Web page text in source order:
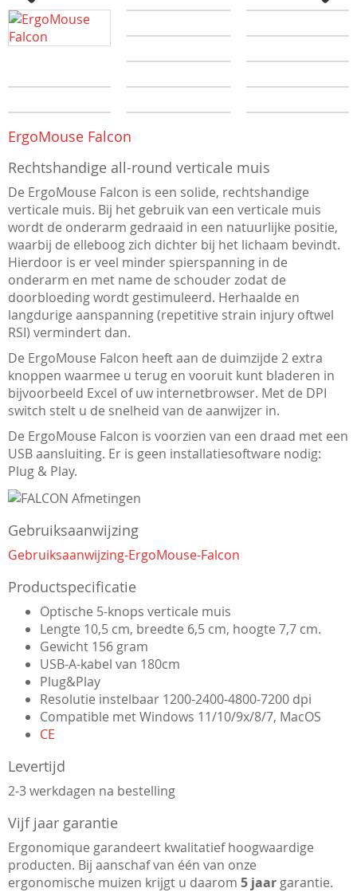
Previous
ErgoMouse Falcon
Rechtshandige all-round verticale muis
De ErgoMouse Falcon is een solide, rechtshandige
verticale muis. Bij het gebruik van een verticale muis
wordt de onderarm gedraaid in een natuurlijke positie,
waarbij de elleboog zich dichter bij het lichaam bevindt.
Hierdoor is er veel minder spierspanning in de
onderarm en met name de schouder zodat de
doorbloeding wordt gestimuleerd. Herhaalde en
langdurige aanspanning (repetitive strain injury oftwel
RSI) vermindert dan.
De ErgoMouse Falcon heeft aan de duimzijde 2 extra
knoppen waarmee u terug en vooruit kunt bladeren in
bijvoorbeeld Excel of uw internetbrowser. Met de DPI
switch stelt u de snelheid van de aanwijzer in.
De ErgoMouse Falcon is voorzien van een draad met een
USB aansluiting. Er is geen installatiesoftware nodig:
Plug & Play.
Gebruiksaanwijzing
Gebruiksaanwijzing-ErgoMouse-Falcon
Productspecificatie
Optische 5-knops verticale muis
Lengte 10,5 cm, breedte 6,5 cm, hoogte 7,7 cm.
Gewicht 156 gram
USB-A-kabel van 180cm
Plug&Play
Resolutie instelbaar 1200-2400-4800-7200 dpi
Compatible met Windows 11/10/9x/8/7, MacOS
CE
Levertijd
2-3 werkdagen na bestelling
Vijf jaar garantie
Ergonomique garandeert kwalitatief hoogwaardige
producten. Bij aanschaf van één van onze
ergonomische muizen krijgt u daarom 5 jaar garantie.